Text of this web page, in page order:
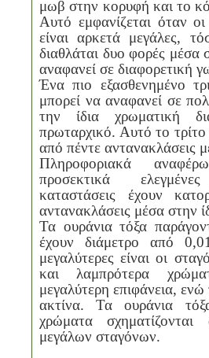
μωβ στην κορυφή και το
Αυτό εμφανίζεται όταν
είναι αρκετά μεγάλες,
διαθλάται δυο φορές μέσα
αναφανεί σε διαφορετική
Ένα πιο εξασθενημένο
μπορεί να αναφανεί σε
την ίδια χρωματική
πρωταρχικό. Αυτό το
από πέντε αντανακλάσεις
Πληροφοριακά
προσεκτικά ελεγμένες
καταστάσεις έχουν
αντανακλάσεις μέσα στην
Τα ουράνια τόξα
έχουν διάμετρο από
μεγαλύτερες είναι οι
και λαμπρότερα
μεγαλύτερη επιφάνεια,
ακτίνα. Τα ουράνια
χρώματα
μεγάλων σταγόνων.